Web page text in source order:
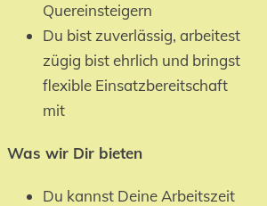
Quereinsteigern
Du bist zuverlässig, arbeitest
zügig bist ehrlich und bringst
flexible Einsatzbereitschaft
mit
Was wir Dir bieten
Du kannst Deine Arbeitszeit